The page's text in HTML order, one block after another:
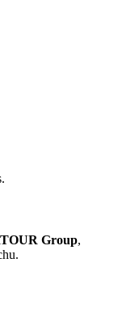
minibar, TV,
možné v pokoji
možné v pokoji s
Group,